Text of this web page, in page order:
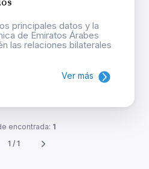
principales datos y la
de Emiratos Árabes
las relaciones bilaterales
Ver más
encontrada: 1
1 / 1